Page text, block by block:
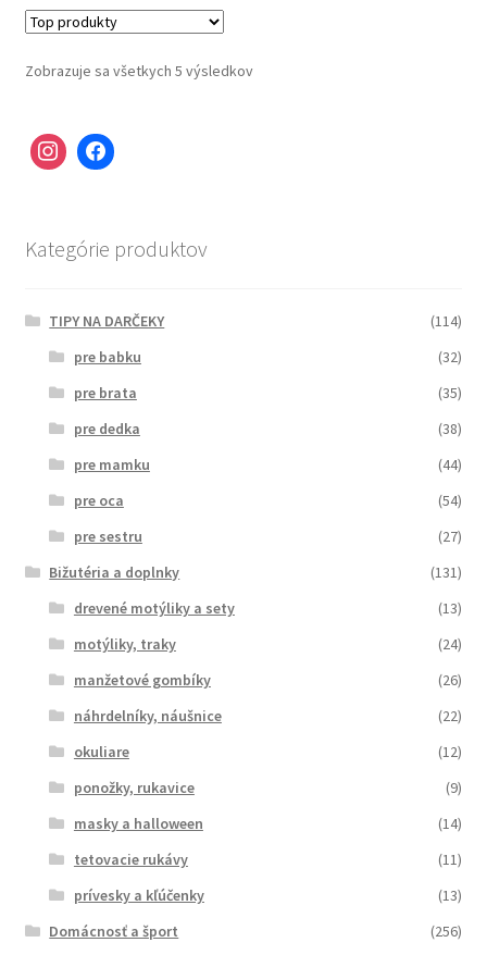
Zobrazuje sa všetkych 5 výsledkov
Kategórie produktov
TIPY NA DARČEKY
(114)
pre babku
(32)
pre brata
(35)
pre dedka
(38)
pre mamku
(44)
pre oca
(54)
pre sestru
(27)
Bižutéria a doplnky
(131)
drevené motýliky a sety
(13)
motýliky, traky
(24)
manžetové gombíky
(26)
náhrdelníky, náušnice
(22)
okuliare
(12)
ponožky, rukavice
(9)
masky a halloween
(14)
tetovacie rukávy
(11)
prívesky a kľúčenky
(13)
Domácnosť a šport
(256)